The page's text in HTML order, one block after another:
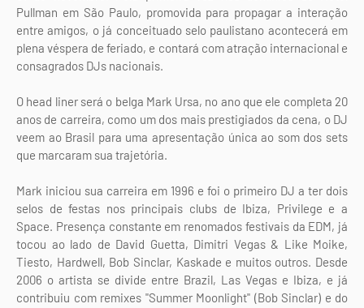
Pullman em São Paulo, promovida para propagar a interação
entre amigos, o já conceituado selo paulistano acontecerá em
plena véspera de feriado, e contará com atração internacional e
consagrados DJs nacionais.
O head liner será o belga Mark Ursa, no ano que ele completa 20
anos de carreira, como um dos mais prestigiados da cena, o DJ
veem ao Brasil para uma apresentação única ao som dos sets
que marcaram sua trajetória.
Mark iniciou sua carreira em 1996 e foi o primeiro DJ a ter dois
selos de festas nos principais clubs de Ibiza, Privilege e a
Space. Presença constante em renomados festivais da EDM, já
tocou ao lado de David Guetta, Dimitri Vegas & Like Moike,
Tiesto, Hardwell, Bob Sinclar, Kaskade e muitos outros. Desde
2006 o artista se divide entre Brazil, Las Vegas e Ibiza, e já
contribuiu com remixes "Summer Moonlight" (Bob Sinclar) e do